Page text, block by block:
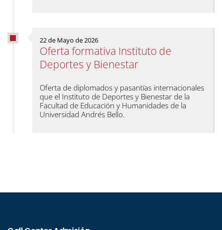
22 de Mayo de 2026
Oferta formativa Instituto de
Deportes y Bienestar
Oferta de diplomados y pasantías internacionales
que el Instituto de Deportes y Bienestar de la
Facultad de Educación y Humanidades de la
Universidad Andrés Bello.